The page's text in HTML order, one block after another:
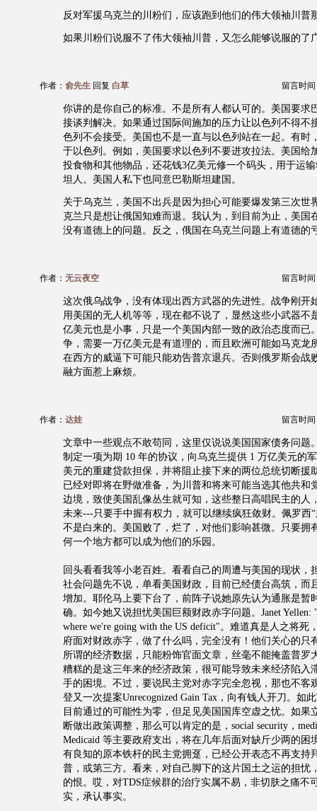
反对军援乌克兰的川粉们，应该跑到他们的伟大领袖川普
如果川粉们说服不了伟大领袖川普，又怎么能够说服的了
作者： 俞先生 回复 白草 留言时间
你讲的是你自己的标准。不是所有人都认可的。美国要求
接谈判解决。如果通过国际间施加的压力让以色列不得不
色列不会接受。美国也不是一直与以色列站在一起。有时
于以色列。例如，美国要求以色列不要进攻拉法。美国给
投食物和其他物品，还花钱3亿美元修一个码头，用于运
坦人。美国人私下也同意巴勒斯坦建国。
关于乌克兰，美国不出兵是因为担心可能要爆发第三次世
克兰只是想让俄国知难而退。我认为，到目前为止，美国
没有道德上的问题。反之，俄国在乌克兰问题上有道德的
作者： 无云夜空 留言时间
这次俄乌战争，没有体现出西方武器的先进性。战争刚开
用美国的无人机等等，现在都不说了，显然这些小武器不
亿美元也是小事，只是一个美国内部一致的政治态度而已
争，需要一万亿美元是有道理的，而且欧洲可能如马克龙
在西方的威逼下可能只能劝告普京退兵。否则俄罗斯会战
融方面惹上麻烦。
作者： 达娃 留言时间
文章中一些观点不敢苟同，这里仅说说美国国家债务问题
制定一项为期 10 年的协议，向乌克兰提供 1 万亿美元的
美元的重建贷款担保，并将阻止接下来的两位总统切断援
已经对即将在野做准备，为川普和将来可能当选其他共和
边境，致使美国乱像丛生就可知，这些整日高唱民主的人
未来---只要手中握有权力，就可以继续疯狂敛财。佩罗西
不是白来的。美国败了，烂了，对他们影响甚微。只要拥
何一个地方都可以成为他们的乐园。
回头看看我等小老百姓。看看自己的周遭与美国的现状，
社会问题先不说，单看美国财政，目前已经债台高筑，而
增加。耶伦马上要下台了，前阵子说她原先认为通胀是暂
确。如今她又说担忧美国巨额财政赤字问题。Janet Yellen:
where we're going with the US deficit"。难道真是人之将死
府面对财政赤字，做了什么吗，完全没有！他们关心的只
所谓的经济数据，只能粉饰官面文章，丝毫不能掩盖普罗
糟糕的是这三年来的经济政策，很可能导致未来经济陷入
手的困境。不过，要说民主党对赤字完全忽视，那也不客
登又一次提案Unrecognized Gain Tax，向有钱人开刀。如
目前通过的可能性为零，但足见美国国库空虚之忧。如果
断做出政策调整，那么可以肯定的是，social security，
Medicaid 等主要政府支出，将在几年后面对缺斤少两的困
有良知的原本铁杆的民主党拥趸，已经公开表态不再支持
普，或第三方。看来，对自己脚下的这片国土之运的担忧
的恨。哎，对TDS症候群的治疗实属不易，非切肤之痛不
实，承认事实。